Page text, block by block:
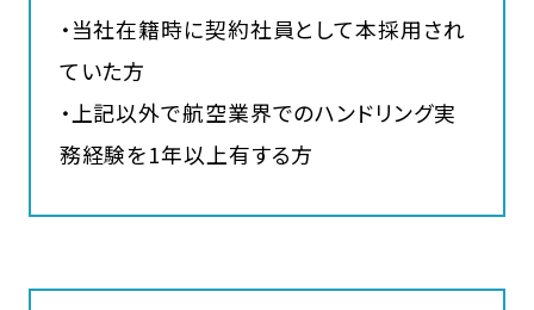
・当社在籍時に契約社員として本採用され
ていた方
・上記以外で航空業界でのハンドリング実
務経験を1年以上有する方